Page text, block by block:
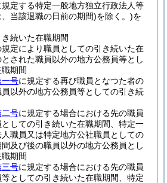
規定する特定一般地方独立行政法人等
当該退職の日前の期間)を除く。)を
続いた在職期間
規定により職員としての引き続いた在
された職員以外の地方公務員等とし
期間
一号に規定する再び職員となつた者の
以外の地方公務員等としての引き続
二号に規定する場合における先の職員
しての引き続いた在職期間、特定一
職員又は特定地方公社職員としての
及び後の職員以外の地方公務員とし
期間
三号に規定する場合における先の職員
としての引き続いた在職期間、特定